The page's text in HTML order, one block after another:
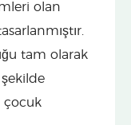
olan
tam olarak
şekilde
çocuk